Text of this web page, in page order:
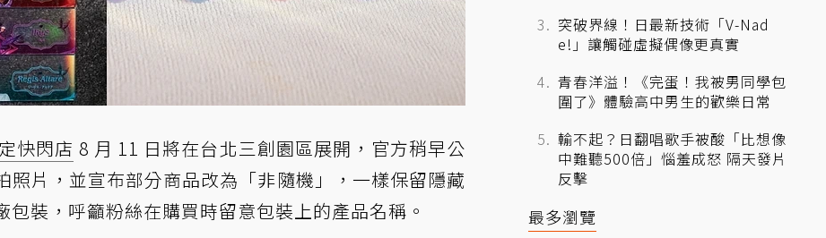
快閃店 8 月 11 日將在台北三創園區展開，官方稍早公
照片，並宣布部分商品改為「非隨機」，一樣保留隱藏
裝，呼籲粉絲在購買時留意包裝上的產品名稱。
突破界線！日最新技術「V-Nad
e!」讓觸碰虛擬偶像更真實
青春洋溢！《完蛋！我被男同學包
圍了》體驗高中男生的歡樂日常
輸不起？日翻唱歌手被酸「比想像
中難聽500倍」惱羞成怒 隔天發片
反擊
最多瀏覽